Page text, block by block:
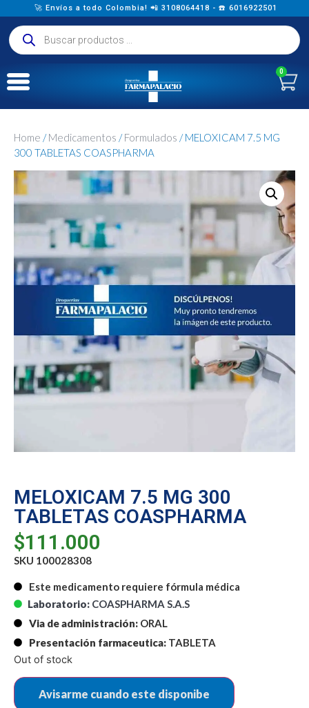
🚀 Envíos a todo Colombia! 📲 3108064418 - ☎️ 6016922501
0
Home /Medicamentos /Formulados / MELOXICAM 7.5 MG
300 TABLETAS COASPHARMA
MELOXICAM 7.5 MG 300
TABLETAS COASPHARMA
$111.000
SKU 100028308
Este medicamento requiere fórmula médica
Laboratorio: COASPHARMA S.A.S
Via de administración: ORAL
Presentación farmaceutica: TABLETA
Out of stock